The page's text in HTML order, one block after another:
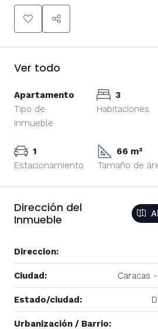
Ver todo
Apartamento
Tipo de
Inmueble
3
Habitaciones
1
Estacionamiento
66 m²
Tamaño de
Dirección del
Inmueble
Direccion:
Ciudad: Caracas
Estado/ciudad:
Urbanización / Barrio: